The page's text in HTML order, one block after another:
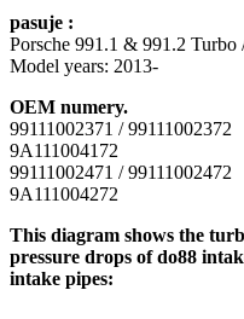
pasuje :
Porsche 991.1 & 991.2 Turbo
Model years: 2013-
OEM numery.
99111002371 / 99111002372
9A111004172
99111002471 / 99111002472
9A111004272
This diagram shows the
pressure drops of do88
intake pipes: